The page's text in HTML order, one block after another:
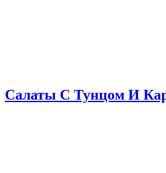
Салаты С Тунцом И